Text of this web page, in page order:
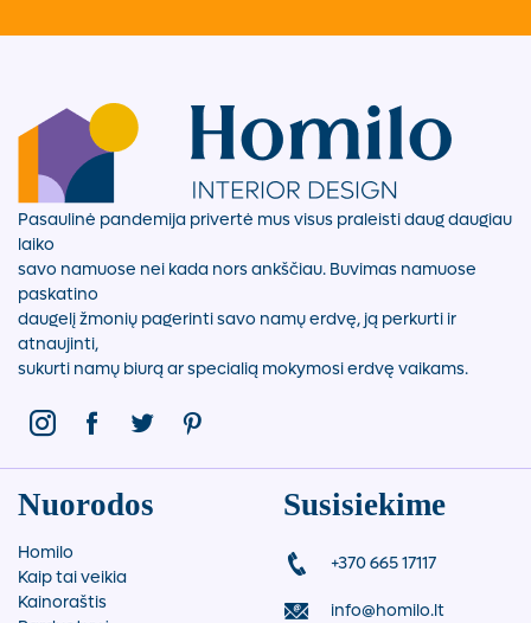
Pasaulinė pandemija privertė mus visus praleisti daug daugiau
laiko
savo namuose nei kada nors ankščiau. Buvimas namuose
paskatino
daugelį žmonių pagerinti savo namų erdvę, ją perkurti ir
atnaujinti,
sukurti namų biurą ar specialią mokymosi erdvę vaikams.
Nuorodos
Homilo
Kaip tai veikia
Kainoraštis
Susisiekime
+370 665 17117
info@homilo.lt